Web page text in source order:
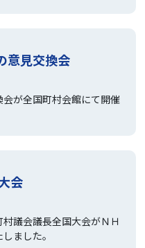
意見交換会
が全国町村会館にて開催
会
議会議長全国大会がＮＨ
ました。